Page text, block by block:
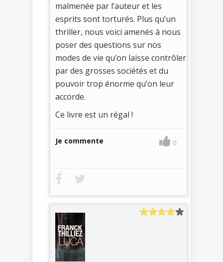
malmenée par l’auteur et les
esprits sont torturés. Plus qu’un
thriller, nous voici amenés à nous
poser des questions sur nos
modes de vie qu’on laisse contrôler
par des grosses sociétés et du
pouvoir trop énorme qu’on leur
accorde.
Ce livre est un régal !
Je commente 0